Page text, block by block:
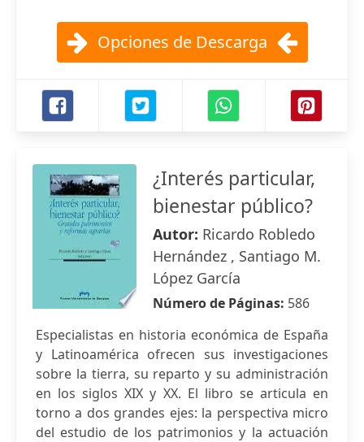
Opciones de Descarga
¿Interés particular,
bienestar público?
Autor: Ricardo Robledo
Hernández , Santiago M.
López García
Número de Páginas: 586
Especialistas en historia económica de España
y Latinoamérica ofrecen sus investigaciones
sobre la tierra, su reparto y su administración
en los siglos XIX y XX. El libro se articula en
torno a dos grandes ejes: la perspectiva micro
del estudio de los patrimonios y la actuación